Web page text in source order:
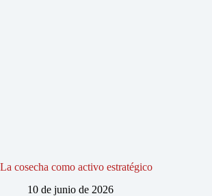
La cosecha como activo estratégico
10 de junio de 2026